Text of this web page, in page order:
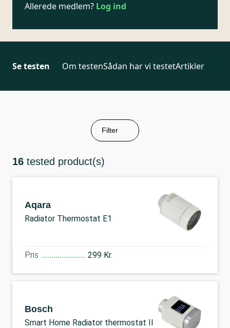
Allerede medlem? Log ind
Se testen Om testenSådan har vi testetArtikler
Filter
16 tested product(s)
Aqara
Radiator Thermostat E1
Pris 299 Kr.
Bosch
Smart Home Radiator thermostat II